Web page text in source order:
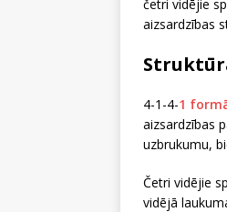
četri vidējie
aizsardzības
4-1-4-1
aizsardzības
uzbrukumu,
Četri vidējie
vidējā